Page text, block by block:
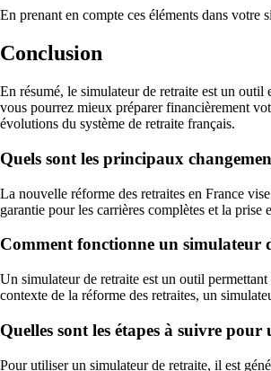
En prenant en compte ces éléments dans
Conclusion
En résumé, le simulateur de retraite est un
vous pourrez mieux préparer financièrement
évolutions du système de retraite français.
Quels sont les principaux
La nouvelle réforme des retraites en France
garantie pour les carrières complètes et la
Comment fonctionne un simulateur
Un simulateur de retraite est un outil
contexte de la réforme des retraites, un
Quelles sont les étapes à suivre
Pour utiliser un simulateur de retraite, il est